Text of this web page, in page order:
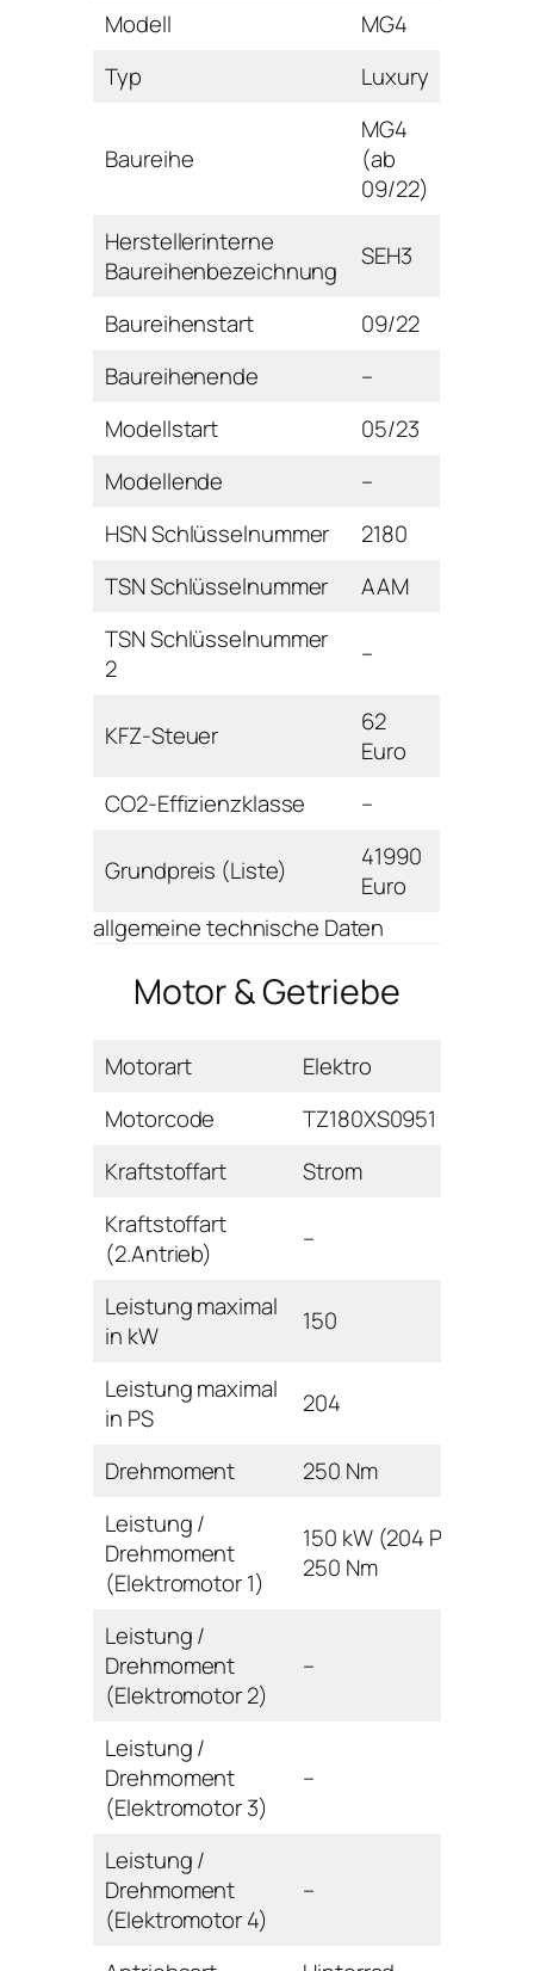
Modell
MG4
Typ
Luxury
Baureihe
MG4
(ab
09/22)
Herstellerinterne
Baureihenbezeichnung
SEH3
Baureihenstart
09/22
Baureihenende
–
Modellstart
05/23
Modellende
–
HSN Schlüsselnummer
2180
TSN Schlüsselnummer
AAM
TSN Schlüsselnummer
2
–
KFZ-Steuer
62
Euro
CO2-Effizienzklasse
–
Grundpreis (Liste)
41990
Euro
allgemeine technische Daten
Motor & Getriebe
Motorart
Elektro
Motorcode
TZ180XS0951
Kraftstoffart
Strom
Kraftstoffart
(2.Antrieb)
–
Leistung maximal
in kW
150
Leistung maximal
in PS
204
Drehmoment
250 Nm
Leistung /
Drehmoment
(Elektromotor 1)
150 kW (204 PS) /
250 Nm
Leistung /
Drehmoment
(Elektromotor 2)
–
Leistung /
Drehmoment
(Elektromotor 3)
–
Leistung /
Drehmoment
(Elektromotor 4)
–